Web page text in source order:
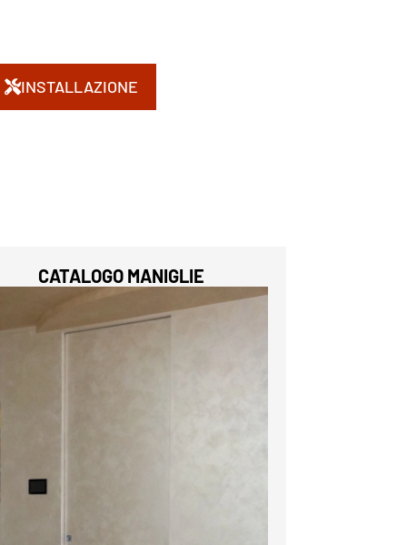
INSTALLAZIONE
CATALOGO MANIGLIE